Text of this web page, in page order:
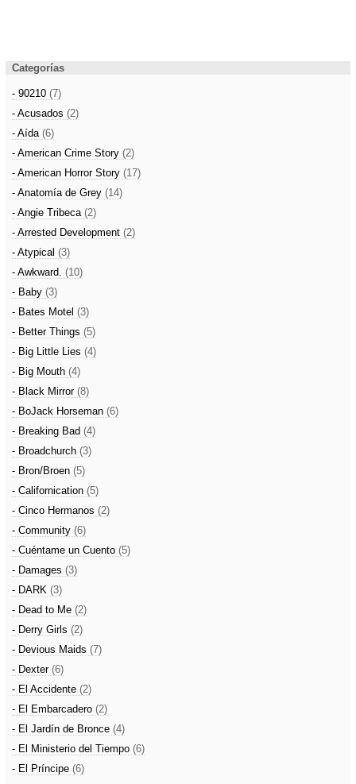
Categorías
- 90210 (7)
- Acusados (2)
- Aída (6)
- American Crime Story (2)
- American Horror Story (17)
- Anatomía de Grey (14)
- Angie Tribeca (2)
- Arrested Development (2)
- Atypical (3)
- Awkward. (10)
- Baby (3)
- Bates Motel (3)
- Better Things (5)
- Big Little Lies (4)
- Big Mouth (4)
- Black Mirror (8)
- BoJack Horseman (6)
- Breaking Bad (4)
- Broadchurch (3)
- Bron/Broen (5)
- Californication (5)
- Cinco Hermanos (2)
- Community (6)
- Cuéntame un Cuento (5)
- Damages (3)
- DARK (3)
- Dead to Me (2)
- Derry Girls (2)
- Devious Maids (7)
- Dexter (6)
- El Accidente (2)
- El Embarcadero (2)
- El Jardín de Bronce (4)
- El Ministerio del Tiempo (6)
- El Príncipe (6)